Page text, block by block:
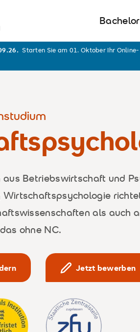
Bachelor
Starten Sie am 01. Oktober Ihr Online-
Betriebswirtschaft und
als auch
ohne NC.
Jetzt bewerben